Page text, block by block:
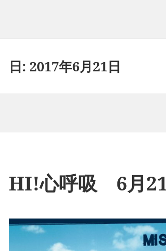
日: 2017年6月21日
HI!心呼吸 6月21